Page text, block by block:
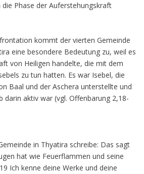
Phase der Auferstehungskraft
kommt der vierten Gemeinde
eine besondere Bedeutung zu, weil es
von Heiligen handelte, die mit dem
zu tun hatten. Es war Isebel, die
Baal und der Aschera unterstellte und
darin aktiv war (vgl. Offenbarung 2,18-
in Thyatira schreibe: Das sagt
hat wie Feuerflammen und seine
Ich kenne deine Werke und deine